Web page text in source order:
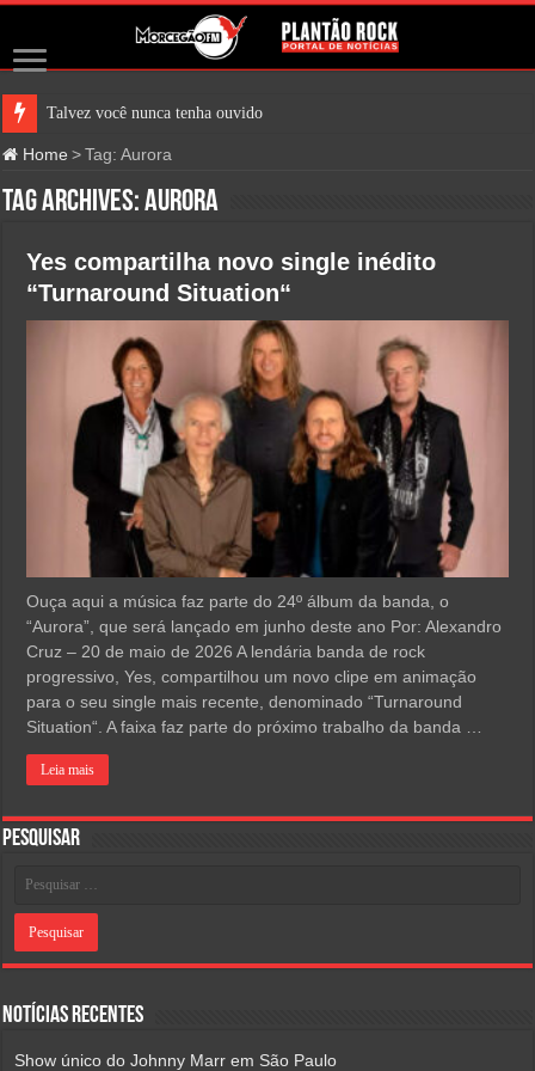
Talvez você nunca tenha ouvido falar
Home > Tag:Aurora
Tag Archives:Aurora
Yes compartilha novo single inédito
“Turnaround Situation“
Ouça aqui a música faz parte do 24º álbum da banda, o
“Aurora”, que será lançado em junho deste ano Por: Alexandro
Cruz – 20 de maio de 2026 A lendária banda de rock
progressivo, Yes, compartilhou um novo clipe em animação
para o seu single mais recente, denominado “Turnaround
Situation“. A faixa faz parte do próximo trabalho da banda …
Leia mais
Pesquisar
Notícias Recentes
Show único do Johnny Marr em São Paulo